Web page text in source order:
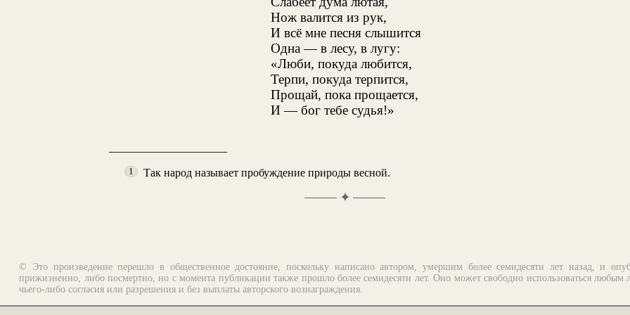
Нож валится из рук,
И всё мне песня слышится
Одна — в лесу, в лугу:
«Люби, покуда любится,
Терпи, покуда терпится,
Прощай, пока прощается,
И — бог тебе судья!»
1 Так народ называет пробуждение природы весной.
✦
© Это произведение перешло в общественное достояние, поскольку написано автором, умершим более семидесяти лет назад, и
прижизненно, либо посмертно, но с момента публикации также прошло более семидесяти лет. Оно может свободно использоваться любым
чьего-либо согласия или разрешения и без выплаты авторского вознаграждения.